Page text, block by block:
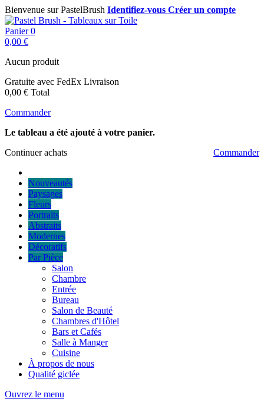
Bienvenue sur PastelBrush Identifiez-vous Créer un compte
Panier 0
0,00 €
Aucun produit
Gratuite avec FedEx Livraison
0,00 € Total
Commander
Le tableau a été ajouté à votre panier.
Continuer achats
Commander
Nouveautés
Paysages
Fleurs
Portraits
Abstraits
Modernes
Décoratifs
Par Pièce
Salon
Chambre
Entrée
Bureau
Salon de Beauté
Chambres d'Hôtel
Bars et Cafés
Salle à Manger
Cuisine
À propos de nous
Qualité giclée
Ouvrez le menu